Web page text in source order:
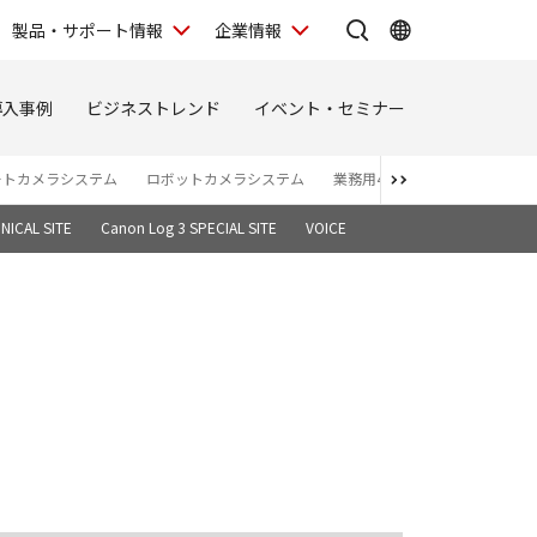
製品・サポート情報 企業情報
事例 ビジネストレンド イベント・セミナー
カメラシステム ロボットカメラシステム 業務用4Kディスプレイ
SITE Canon Log 3 SPECIAL SITE VOICE